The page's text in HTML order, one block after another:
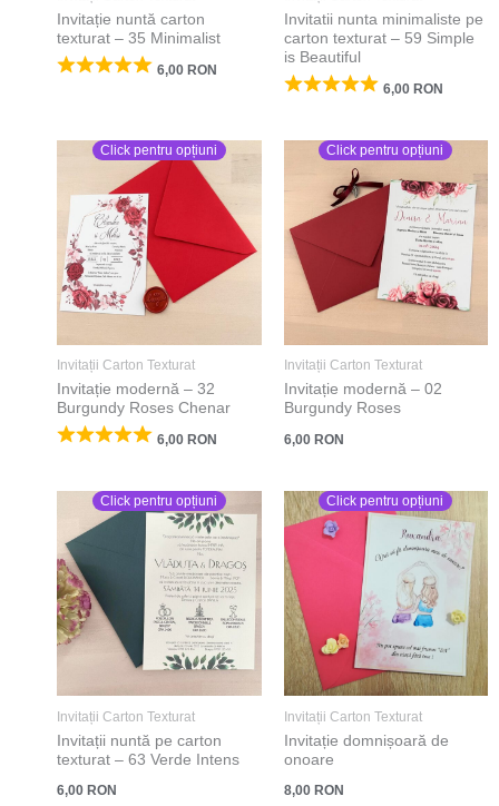
Invitație nuntă carton
texturat – 35 Minimalist
6,00 RON
Invitatii nunta minimaliste pe
carton texturat – 59 Simple
is Beautiful
6,00 RON
Click pentru opțiuni
Invitații Carton Texturat
Invitație modernă – 32
Burgundy Roses Chenar
6,00 RON
Click pentru opțiuni
Invitații Carton Texturat
Invitație modernă – 02
Burgundy Roses
6,00 RON
Click pentru opțiuni
Invitații Carton Texturat
Invitații nuntă pe carton
texturat – 63 Verde Intens
6,00 RON
Click pentru opțiuni
Invitații Carton Texturat
Invitație domnișoară de
onoare
8,00 RON